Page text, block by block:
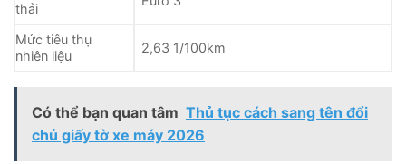
thải
Mức tiêu thụ
nhiên liệu
2,63 1/100km
Có thể bạn quan tâm Thủ tục cách sang tên đổi
chủ giấy tờ xe máy 2026